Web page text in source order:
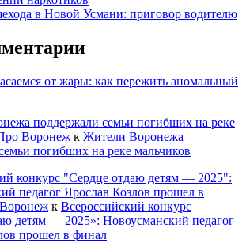
в Новой Усмани: приговор водителю
от жары: как пережить аномальный
поддержали семьи погибших на реке
Воронеж к Жители Воронежа
погибших на реке мальчиков
конкурс "Сердце отдаю детям — 2025":
педагог Ярослав Козлов прошел в
к Всероссийский конкурс
детям — 2025»: Новоусманский педагог
прошел в финал